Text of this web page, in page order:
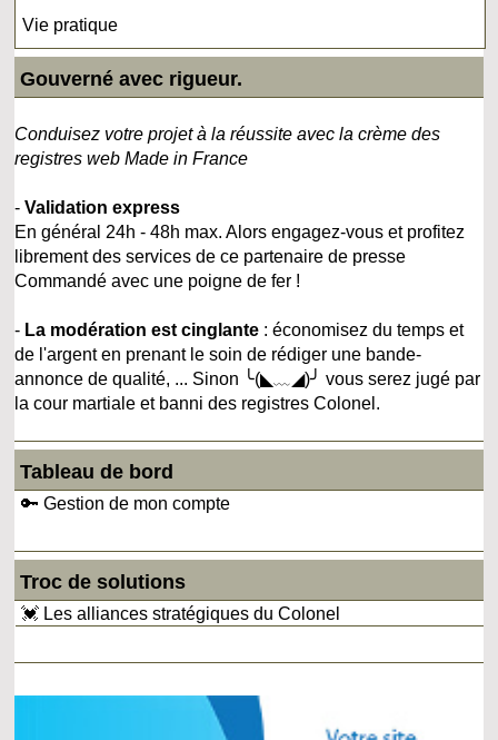
Vie pratique
Gouverné avec rigueur.
Conduisez votre projet à la réussite avec la crème des
registres web Made in France
-Validation express
En général 24h - 48h max. Alors engagez-vous et profitez
librement des services de ce partenaire de presse
Commandé avec une poigne de fer !
- La modération est cinglante : économisez du temps et
de l'argent en prenant le soin de rédiger une bande-
annonce de qualité, ... Sinon ╰(◣﹏◢)╯ vous serez jugé par
la cour martiale et banni des registres Colonel.
Tableau de bord
🔑 Gestion de mon compte
Troc de solutions
💓 Les alliances stratégiques du Colonel